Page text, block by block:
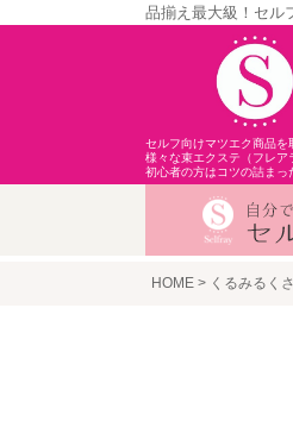
品揃え最大級！セル
セルフ向けマツエク商品を
様々な束エクステ（フレア
初心者の方はコツの詰まっ
HOME くるみるく